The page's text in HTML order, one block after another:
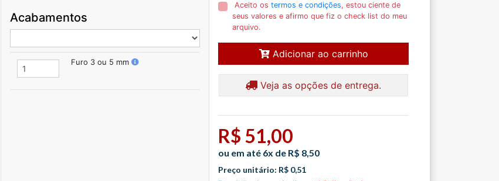
Acabamentos
Furo 3 ou 5 mm
Aceito os termos e condições, estou ciente de
seus valores e afirmo que fiz o check list do meu
arquivo.
Adicionar ao carrinho
Veja as opções de entrega.
R$ 51,00
ou em até 6x de R$ 8,50
Preço unitário: R$ 0,51